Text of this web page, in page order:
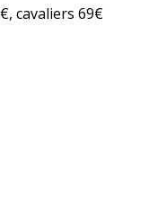
cavaliers 69€